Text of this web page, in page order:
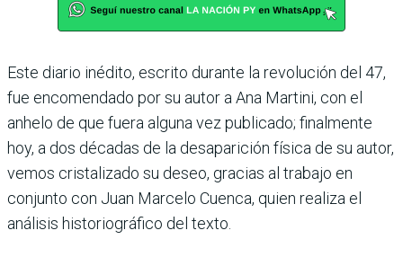
Este diario inédito, escrito durante la revolución del 47,
fue encomendado por su autor a Ana Martini, con el
anhelo de que fuera alguna vez publicado; finalmente
hoy, a dos décadas de la desaparición física de su autor,
vemos cristalizado su deseo, gracias al trabajo en
conjunto con Juan Marcelo Cuenca, quien realiza el
análisis historiográfico del texto.